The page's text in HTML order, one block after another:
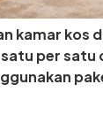
kamar
per